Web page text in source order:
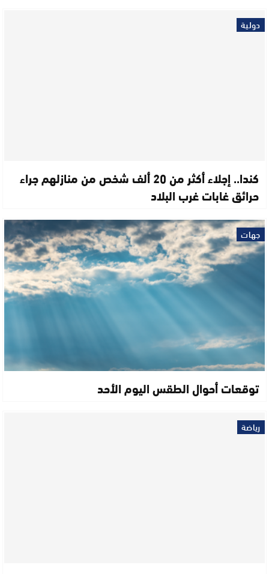
دولية
كندا.. إجلاء أكثر من 20 ألف شخص من منازلهم جراء
حرائق غابات غرب البلاد
جهات
توقعات أحوال الطقس اليوم الأحد
رياضة